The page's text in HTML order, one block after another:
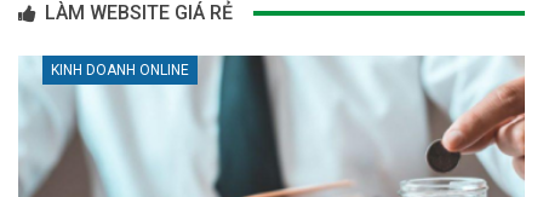
LÀM WEBSITE GIÁ RẺ
KINH DOANH ONLINE